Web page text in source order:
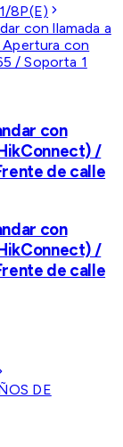
8P(E)
con
/
de calle
con
/
de calle